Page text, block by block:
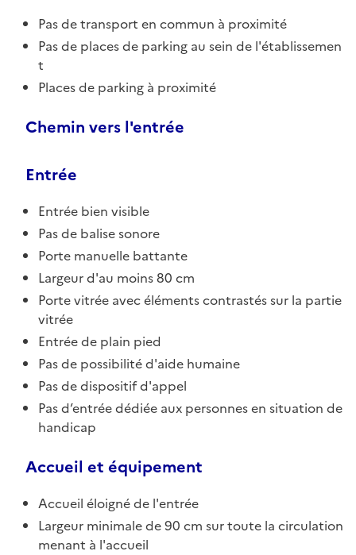
Pas de transport en commun à proximité
Pas de places de parking au sein de l'établissemen
t
Places de parking à proximité
Chemin vers l'entrée
Entrée
Entrée bien visible
Pas de balise sonore
Porte manuelle battante
Largeur d'au moins 80 cm
Porte vitrée avec éléments contrastés sur la partie
vitrée
Entrée de plain pied
Pas de possibilité d'aide humaine
Pas de dispositif d'appel
Pas d’entrée dédiée aux personnes en situation de
handicap
Accueil et équipement
Accueil éloigné de l'entrée
Largeur minimale de 90 cm sur toute la circulation
menant à l'accueil